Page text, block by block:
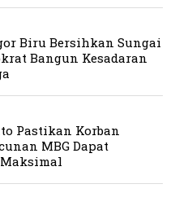
Biru Bersihkan Sungai
Bangun Kesadaran
Pastikan Korban
MBG Dapat